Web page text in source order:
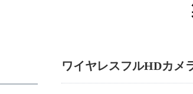
ワイヤレスフルHDカメ